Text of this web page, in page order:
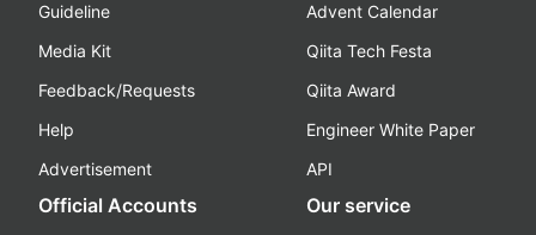
Guideline
Media Kit
Feedback/Requests
Help
Advertisement
Advent Calendar
Qiita Tech Festa
Qiita Award
Engineer White Paper
API
Official Accounts Our service